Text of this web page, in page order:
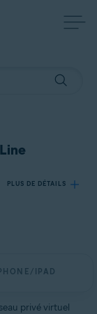
PLUS DE DÉTAILS
IPAD
privé virtuel